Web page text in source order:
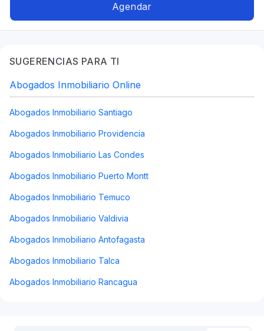
Agendar
SUGERENCIAS PARA TI
Abogados Inmobiliario Online
Abogados Inmobiliario Santiago
Abogados Inmobiliario Providencia
Abogados Inmobiliario Las Condes
Abogados Inmobiliario Puerto Montt
Abogados Inmobiliario Temuco
Abogados Inmobiliario Valdivia
Abogados Inmobiliario Antofagasta
Abogados Inmobiliario Talca
Abogados Inmobiliario Rancagua